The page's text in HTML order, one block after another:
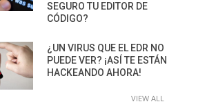
SEGURO TU EDITOR DE
CÓDIGO?
¿UN VIRUS QUE EL EDR NO
PUEDE VER? ¡ASÍ TE ESTÁN
HACKEANDO AHORA!
VIEW ALL